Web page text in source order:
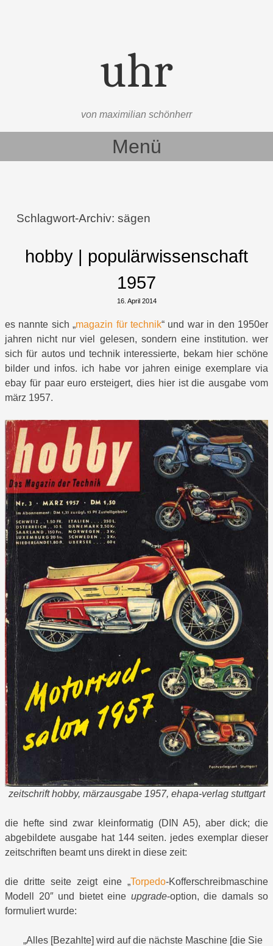
uhr
von maximilian schönherr
Menü
Schlagwort-Archiv:sägen
hobby | populärwissenschaft
1957
16. April 2014
es nannte sich „magazin für technik“ und war in den 1950er
jahren nicht nur viel gelesen, sondern eine institution. wer
sich für autos und technik interessierte, bekam hier schöne
bilder und infos. ich habe vor jahren einige exemplare via
ebay für paar euro ersteigert, dies hier ist die ausgabe vom
märz 1957.
zeitschrift hobby, märzausgabe 1957, ehapa-verlag stuttgart
die hefte sind zwar kleinformatig (DIN A5), aber dick; die
abgebildete ausgabe hat 144 seiten. jedes exemplar dieser
zeitschriften beamt uns direkt in diese zeit:
die dritte seite zeigt eine „Torpedo-Kofferschreibmaschine
Modell 20″ und bietet eine upgrade-option, die damals so
formuliert wurde:
„Alles [Bezahlte] wird auf die nächste Maschine [die Sie